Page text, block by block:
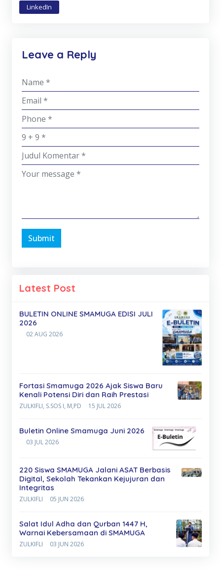
LinkedIn
Leave a Reply
Submit
Latest Post
BULETIN ONLINE SMAMUGA EDISI JULI
2026
02 AUG 2026
Fortasi Smamuga 2026 Ajak Siswa Baru
Kenali Potensi Diri dan Raih Prestasi
ZULKIFLI, S.SOS I, M,PD 15 JUL 2026
Buletin Online Smamuga Juni 2026
03 JUL 2026
220 Siswa SMAMUGA Jalani ASAT Berbasis
Digital, Sekolah Tekankan Kejujuran dan
Integritas
ZULKIFLI 05 JUN 2026
Salat Idul Adha dan Qurban 1447 H,
Warnai Kebersamaan di SMAMUGA
ZULKIFLI 03 JUN 2026